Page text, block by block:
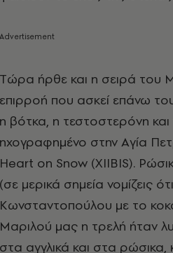
Tώρα ήρθε και η σειρά του
επιρροή που ασκεί επάνω
η βότκα, η τεστοστερόνη
ηχογραφημένο στην Aγία
Heart on Snow (XIIBIS).
(σε μερικά σημεία νομίζεις
Kωνσταντοπούλου με το
Mαριλού μας η τρελή ήταν
στα αγγλικά και στα ρώσικα,